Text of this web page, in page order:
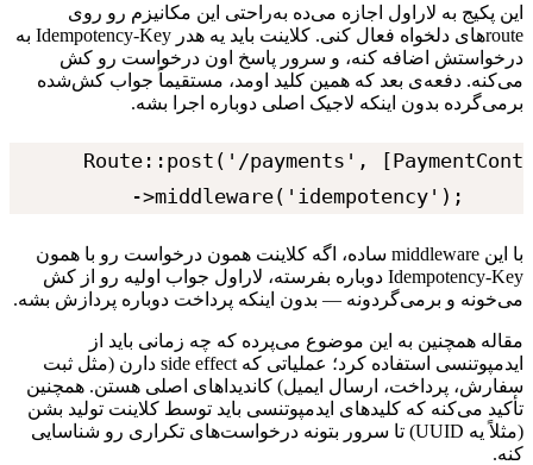
این پکیج به لاراول اجازه می‌ده به‌راحتی این مکانیزم رو روی
routeهای دلخواه فعال کنی. کلاینت باید یه هدر Idempotency-Key به
درخواستش اضافه کنه، و سرور پاسخ اون درخواست رو کش
می‌کنه. دفعه‌ی بعد که همین کلید اومد، مستقیماً جواب کش‌شده
برمی‌گرده بدون اینکه لاجیک اصلی دوباره اجرا بشه.
Route::post('/payments',
    ->middleware('idempotency');
با این middleware ساده، اگه کلاینت همون درخواست رو با همون
Idempotency-Key دوباره بفرسته، لاراول جواب اولیه رو از کش
می‌خونه و برمی‌گردونه — بدون اینکه پرداخت دوباره پردازش بشه.
مقاله همچنین به این موضوع می‌پرده که چه زمانی باید از
ایدمپوتنسی استفاده کرد؛ عملیاتی که side effect دارن (مثل ثبت
سفارش، پرداخت، ارسال ایمیل) کاندیداهای اصلی هستن. همچنین
تأکید می‌کنه که کلیدهای ایدمپوتنسی باید توسط کلاینت تولید بشن
(مثلاً یه UUID
) تا سرور بتونه درخواست‌های تکراری رو شناسایی
کنه.